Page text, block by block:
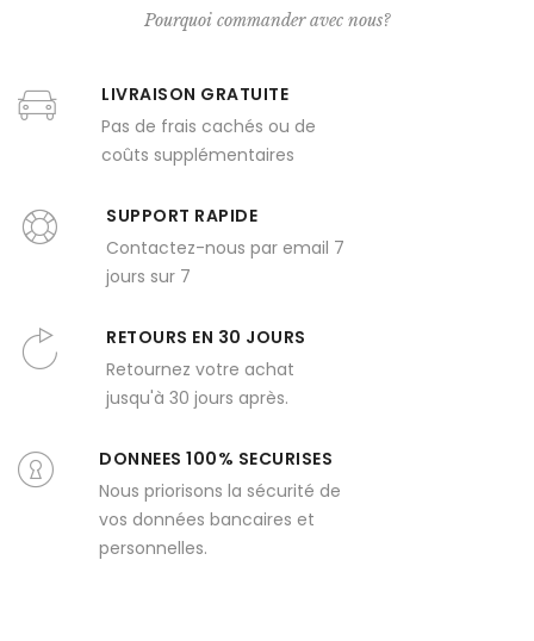
Pourquoi commander avec nous?
LIVRAISON GRATUITE
Pas de frais cachés ou de
coûts supplémentaires
SUPPORT RAPIDE
Contactez-nous par email 7
jours sur 7
RETOURS EN 30 JOURS
Retournez votre achat
jusqu'à 30 jours après.
DONNEES 100% SECURISES
Nous priorisons la sécurité de
vos données bancaires et
personnelles.